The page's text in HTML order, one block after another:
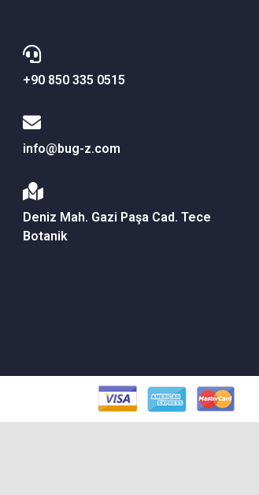
+90 850 335 0515
info@bug-z.com
Deniz Mah. Gazi Paşa Cad. Tece
Botanik